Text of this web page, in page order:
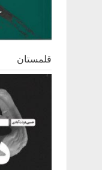
قلمستان